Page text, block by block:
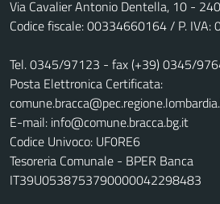
Via Cavalier Antonio Dentella, 10 -
Codice fiscale: 00334660164 / P.
Tel. 0345/97123 - fax (+39) 0345/
Posta Elettronica Certificata:
E-mail: info@comune.bracca.bg.it
Codice Univoco: UF0RE6
Tesoreria Comunale - BPER Banca
IT39U0538753790000042298483